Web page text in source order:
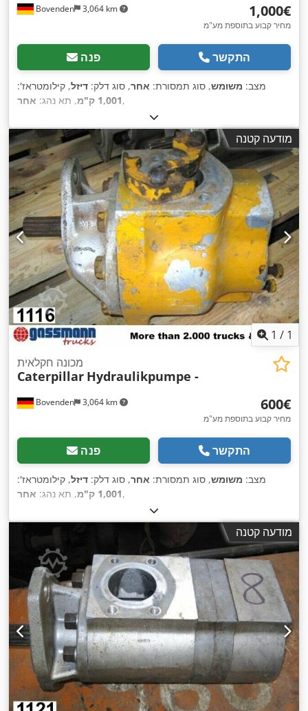
Bovenden 3,064 km ‏1,000 ‏€
מחיר קבוע בתוספת מע"מ
פנה התקשר
מצב: משומש, סוג תמסורת: אחר, סוג דלק: דיזל, קילומטראז':
1,001 ק"מ
, תא נהג: אחר ,
מודעה קטנה
1 / 1
Bovenden 3,064 km
מכונה חקלאית
Caterpillar Hydraulikpumpe -
‏600 ‏€
מחיר קבוע בתוספת מע"מ
פנה התקשר
מצב: משומש, סוג תמסורת: אחר, סוג דלק: דיזל, קילומטראז':
1,001 ק"מ
, תא נהג: אחר ,
מודעה קטנה